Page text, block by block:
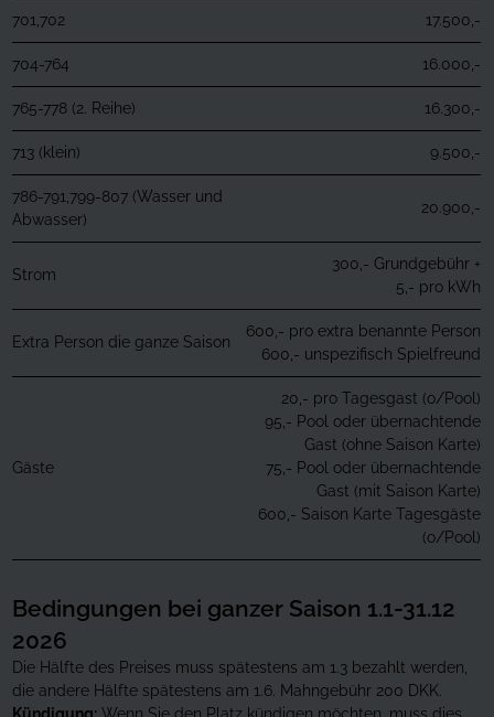
701,702 17.500,-
704-764 16.000,-
765-778 (2. Reihe) 16.300,-
713 (klein) 9.500,-
786-791,799-807 (Wasser und
Abwasser)
20.900,-
Strom
300,- Grundgebühr +
5,- pro kWh
Extra Person die ganze Saison
600,- pro extra benannte Person
600,- unspezifisch Spielfreund
Gäste
20,- pro Tagesgast (o/Pool)
95,- Pool oder übernachtende
Gast (ohne Saison Karte)
75,- Pool oder übernachtende
Gast (mit Saison Karte)
600,- Saison Karte Tagesgäste
(o/Pool)
Bedingungen bei ganzer Saison 1.1-31.12
2026
Die Hälfte des Preises muss spätestens am 1.3 bezahlt werden,
die andere Hälfte spätestens am 1.6. Mahngebühr 200 DKK.